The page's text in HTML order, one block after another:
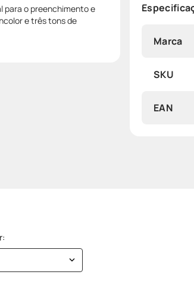
para o preenchimento e
e três tons de
Marca
SKU
EAN